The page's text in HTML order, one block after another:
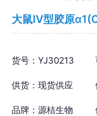
大鼠Ⅳ型胶原
货号：YJ30213
供货：现货供应
品牌：源桔生物